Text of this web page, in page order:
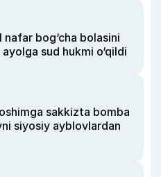
nafar bog‘cha bolasini
sud hukmi o‘qildi
sakkizta bomba
siyosiy ayblovlardan